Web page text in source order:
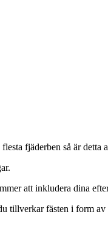
fjäderben så är detta
att inkludera dina
fästen i form